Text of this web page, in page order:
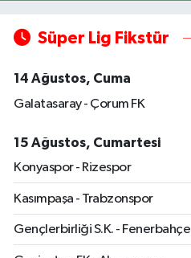
Süper Lig Fikstür
14 Ağustos, Cuma
Galatasaray - Çorum FK
15 Ağustos, Cumartesi
Konyaspor - Rizespor
Kasımpaşa - Trabzonspor
Gençlerbirliği S.K. - Fenerbahçe